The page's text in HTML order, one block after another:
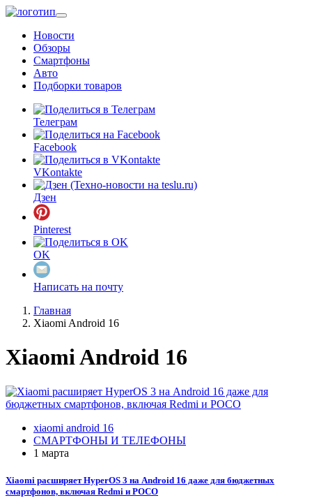
Перейти
основному
содержанию
Новости
Обзоры
Смартфоны
Авто
Подборки товаров
Телеграм
Facebook
VKontakte
Дзен
Pinterest
OK
Написать на почту
Главная
Xiaomi Android 16
Xiaomi Android 16
xiaomi android 16
СМАРТФОНЫ И ТЕЛЕФОНЫ
1 марта
Xiaomi расширяет HyperOS 3 на Android 16 даже для бюджетных
смартфонов, включая Redmi и POCO